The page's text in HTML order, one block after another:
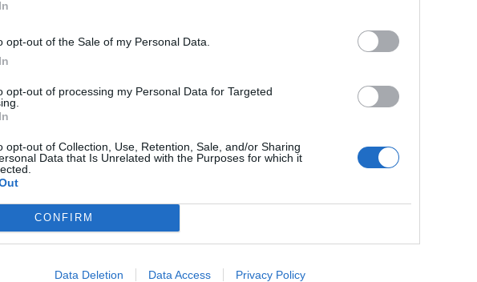
opt-out of the Sale of my Personal Data.
opt-out of processing my Personal Data for Targeted
opt-out of Collection, Use, Retention, Sale, and/or Sharing
Data that Is Unrelated with the Purposes for which it
CONFIRM
Data Deletion Data Access Privacy Policy
varenne